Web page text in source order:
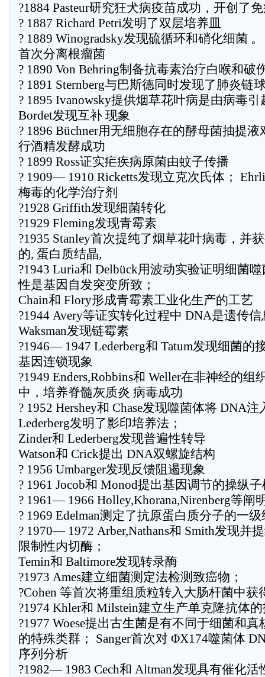
?1884 Pasteur研究狂犬病疫苗成功，开创了
? 1887 Richard Petri发明了双层培养皿
? 1889 Winogradsky发现硫循环和硝化细菌
首次分离根瘤菌
? 1890 Von Behring制备抗毒素治疗白喉和破
? 1891 Sternberg与巴斯德同时发现了肺炎链
? 1895 Ivanowsky提供烟草花叶病是由病毒
Bordet发现互补 现象
? 1896 Büchner用无细胞存在的酵母菌抽提
行酒精发酵成功
? 1899 Ross证实疟疾病原菌由蚊子传播
? 1909— 1910 Ricketts发现立克次氏体；
梅毒的化学治疗剂
?1928 Griffith发现细菌转化
?1929 Fleming发现青霉素
?1935 Stanley首次提纯了烟草花叶病毒，并
的, 蛋白质结晶,
?1943 Luria和 Delbück用波动实验证明细菌
性是基因自发突变所致；
Chain和 Flory形成青霉素工业化生产的工艺
?1944 Avery等证实转化过程中 DNA是遗传
Waksman发现链霉素
?1946— 1947 Lederberg和 Tatum发现细菌的
基因连锁现象
?1949 Enders,Robbins和 Weller在非神经的组
中，培养脊髓灰质炎 病毒成功
? 1952 Hershey和 Chase发现噬菌体将 DNA
Lederberg发明了影印培养法；
Zinder和 Lederberg发现普遍性转导
Watson和 Crick提出 DNA双螺旋结构
? 1956 Umbarger发现反馈阻遏现象
? 1961 Jocob和 Monod提出基因调节的操纵
? 1961— 1966 Holley,Khorana,Nirenberg等阐
? 1969 Edelman测定了抗原蛋白质分子的一
? 1970— 1972 Arber,Nathans和 Smith发现并
限制性内切酶；
Temin和 Baltimore发现转录酶
?1973 Ames建立细菌测定法检测致癌物；
?Cohen 等首次将重组质粒转入大肠杆菌中获
?1974 Khler和 Milstein建立生产单克隆抗体
?1977 Woese提出古生菌是有不同于细菌和真
的特殊类群； Sanger首次对 ΦX174噬菌体
序列分析
?1982— 1983 Cech和 Altman发现具有催化活